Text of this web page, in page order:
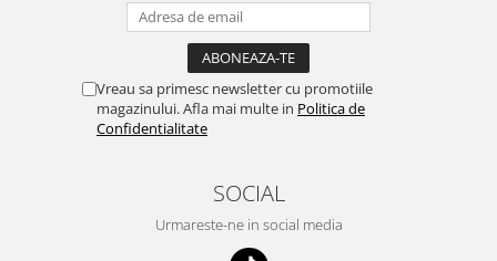
Vreau sa primesc newsletter cu promotiile
magazinului. Afla mai multe in Politica de
Confidentialitate
SOCIAL
Urmareste-ne in social media